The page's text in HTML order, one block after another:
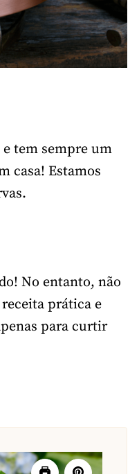
e tem sempre um
casa! Estamos
No entanto, não
prática e
para curtir